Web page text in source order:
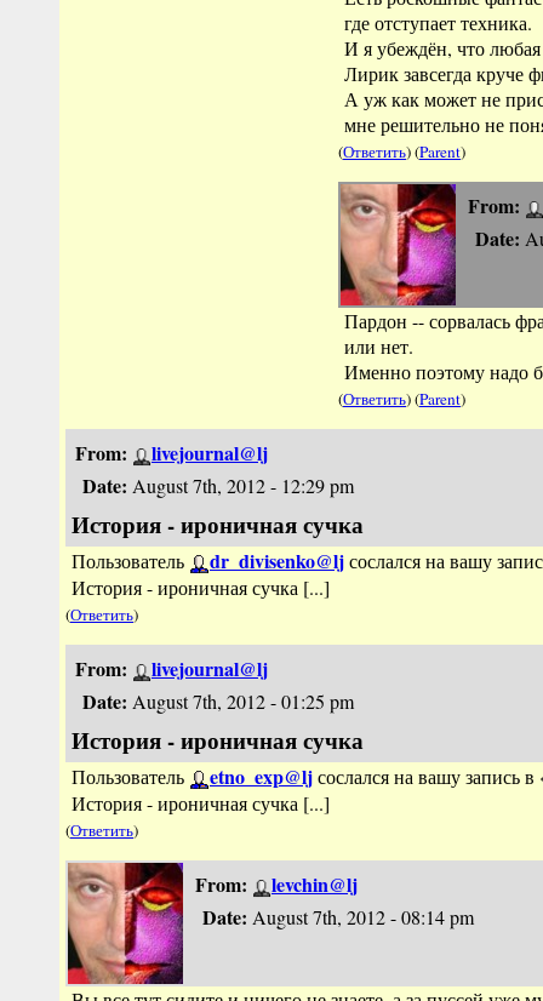
где отступает техника.
И я убеждён, что любая
Лирик завсегда круче
А уж как может не
мне решительно не
(Ответить) (Parent)
From:
Date:
Пардон -- сорвалась
или нет.
Именно поэтому надо
(Ответить) (Parent)
From:
livejournal@lj
Date: August 7th, 2012 - 12:29 pm
История - ироничная сучка
Пользователь dr_divisenko@ljсослался на вашу
История - ироничная сучка [...]
(Ответить)
From:
livejournal@lj
Date: August 7th, 2012 - 01:25 pm
История - ироничная сучка
Пользователь etno_exp@ljсослался на вашу запись в
История - ироничная сучка [...]
(Ответить)
From:
levchin@lj
Date: August 7th, 2012 - 08:14 pm